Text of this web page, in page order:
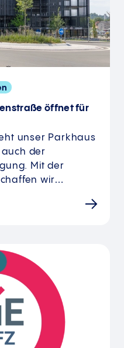
öffnet für
unser Parkhaus
der
Mit der
wir…